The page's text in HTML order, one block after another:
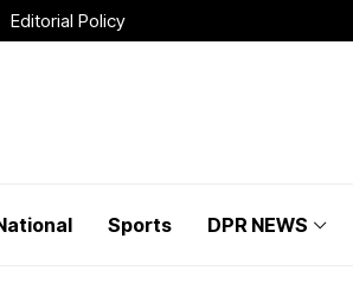
Editorial Policy
Sports DPR NEWS